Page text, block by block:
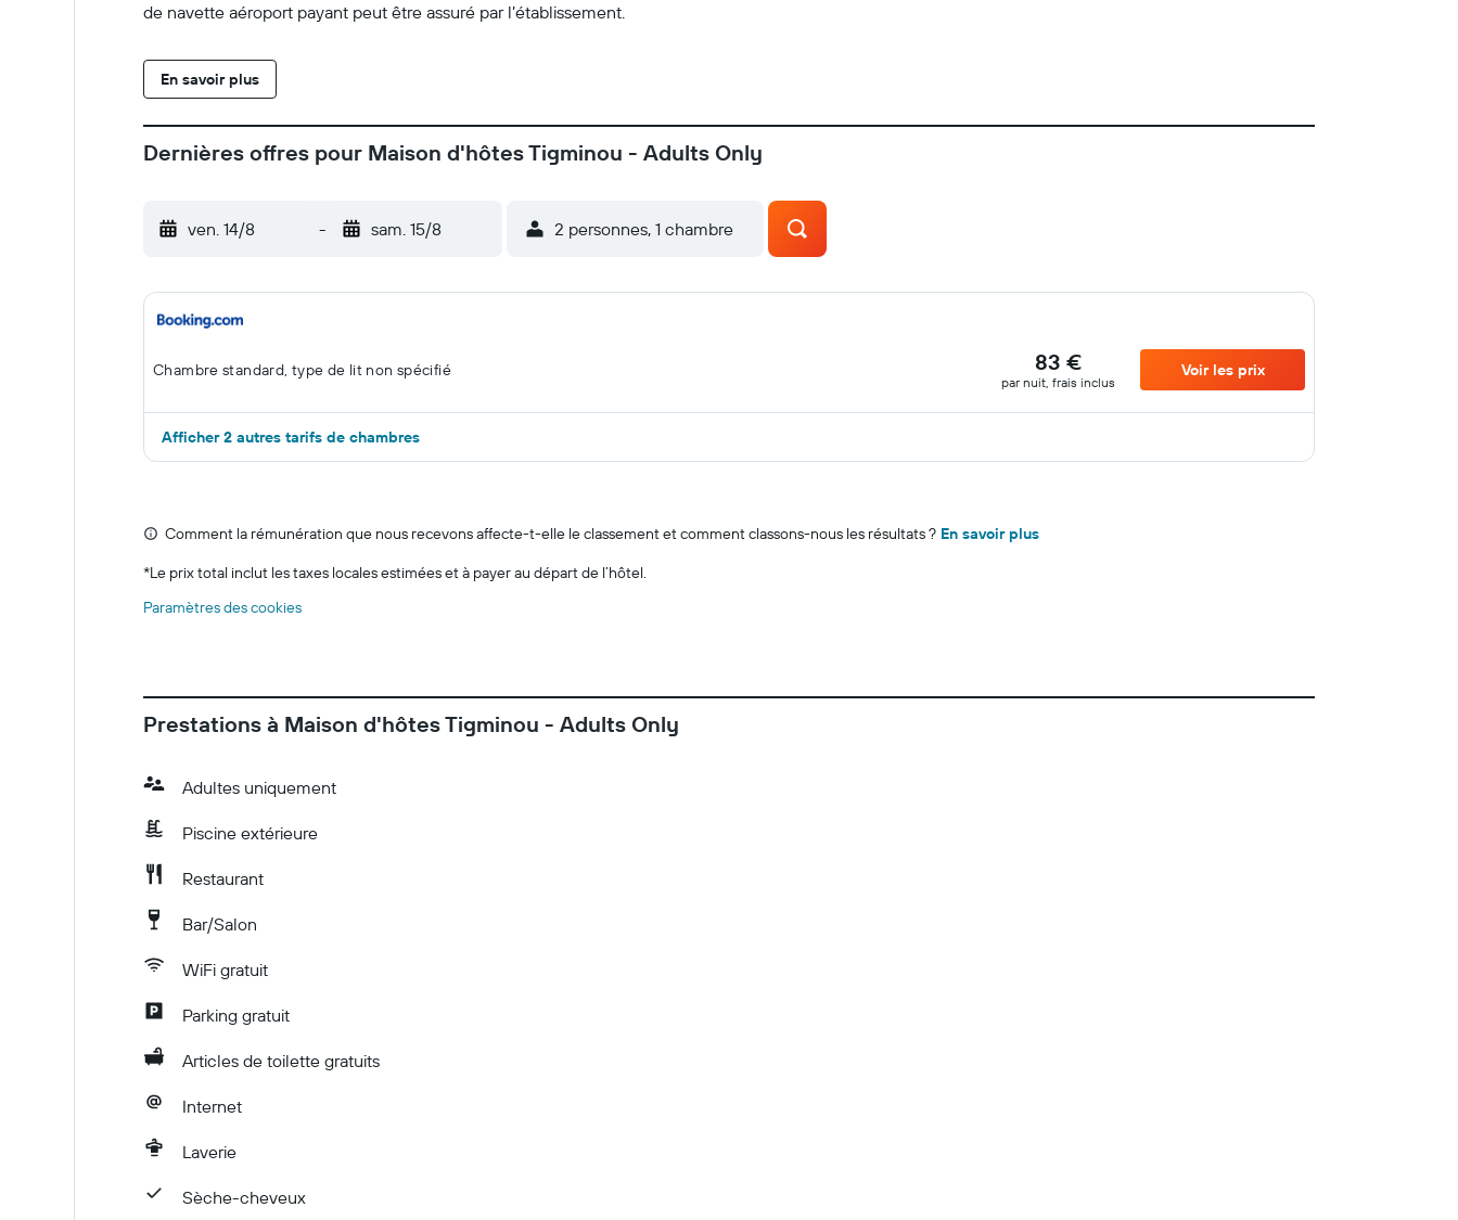
de navette aéroport payant peut être assuré par l’établissement.
En savoir plus
Dernières offres pour Maison d'hôtes Tigminou - Adults Only
ven. 14/8 - sam. 15/8 2 personnes, 1 chambre
Chambre standard, type de lit non spécifié 83 €
par nuit, frais inclus
Voir les prix
Afficher 2 autres tarifs de chambres
Comment la rémunération que nous recevons affecte-t-elle le classement et comment classons-nous les résultats ? En savoir plus
*Le prix total inclut les taxes locales estimées et à payer au départ de l’hôtel.
Paramètres des cookies
Prestations à Maison d'hôtes Tigminou - Adults Only
Adultes uniquement
Piscine extérieure
Restaurant
Bar/Salon
WiFi gratuit
Parking gratuit
Articles de toilette gratuits
Internet
Laverie
Sèche-cheveux